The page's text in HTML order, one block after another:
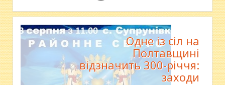
Одне із сіл на
Полтавщині
відзначить 300-річчя:
заходи